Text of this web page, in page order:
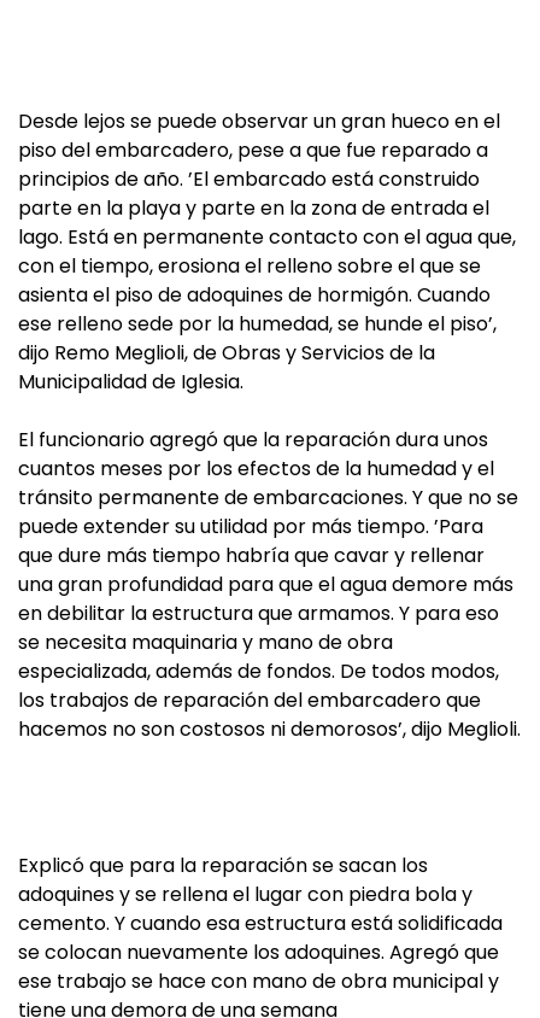
Desde lejos se puede observar un gran hueco en el
piso del embarcadero, pese a que fue reparado a
principios de año. ’El embarcado está construido
parte en la playa y parte en la zona de entrada el
lago. Está en permanente contacto con el agua que,
con el tiempo, erosiona el relleno sobre el que se
asienta el piso de adoquines de hormigón. Cuando
ese relleno sede por la humedad, se hunde el piso’,
dijo Remo Meglioli, de Obras y Servicios de la
Municipalidad de Iglesia.
El funcionario agregó que la reparación dura unos
cuantos meses por los efectos de la humedad y el
tránsito permanente de embarcaciones. Y que no se
puede extender su utilidad por más tiempo. ’Para
que dure más tiempo habría que cavar y rellenar
una gran profundidad para que el agua demore más
en debilitar la estructura que armamos. Y para eso
se necesita maquinaria y mano de obra
especializada, además de fondos. De todos modos,
los trabajos de reparación del embarcadero que
hacemos no son costosos ni demorosos’, dijo Meglioli.
Explicó que para la reparación se sacan los
adoquines y se rellena el lugar con piedra bola y
cemento. Y cuando esa estructura está solidificada
se colocan nuevamente los adoquines. Agregó que
ese trabajo se hace con mano de obra municipal y
tiene una demora de una semana